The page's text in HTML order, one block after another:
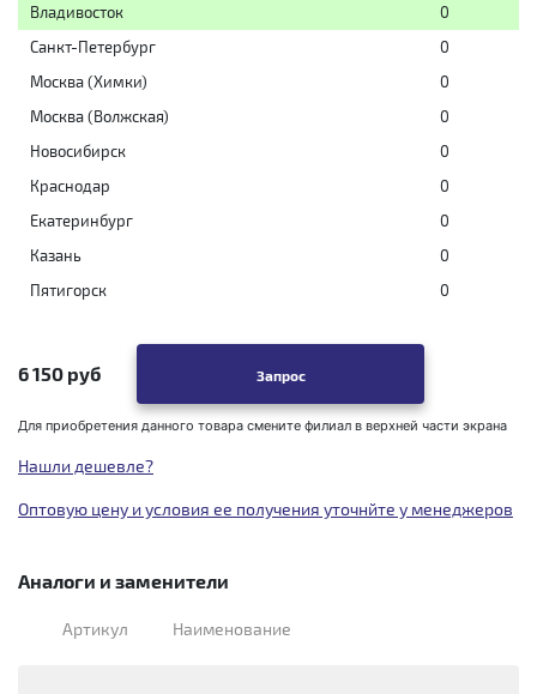
Владивосток
0
Санкт-Петербург
0
Москва (Химки)
0
Москва (Волжская)
0
Новосибирск
0
Краснодар
0
Екатеринбург
0
Казань
0
Пятигорск
0
6 150 руб Запрос
Для приобретения данного товара смените филиал в верхней части экрана
Нашли дешевле?
Оптовую цену и условия ее получения уточнйте у менеджеров
Аналоги и заменители
Артикул Наименование